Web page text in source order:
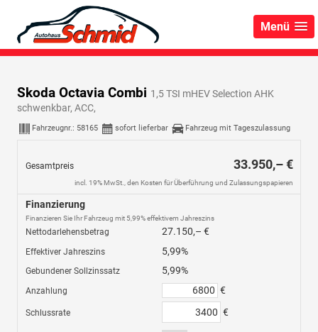
Menü
Skoda Octavia Combi 1,5 TSI mHEV Selection AHK
schwenkbar, ACC,
Fahrzeugnr.: 58165 sofort lieferbar Fahrzeug mit Tageszulassung
Gesamtpreis 33.950,– €
incl. 19% MwSt., den Kosten für Überführung und Zulassungspapieren
Finanzierung
Finanzieren Sie Ihr Fahrzeug mit 5,99% effektivem Jahreszins
Nettodarlehensbetrag 27.150,– €
Effektiver Jahreszins 5,99%
Gebundener Sollzinssatz 5,99%
Anzahlung €
Schlussrate €